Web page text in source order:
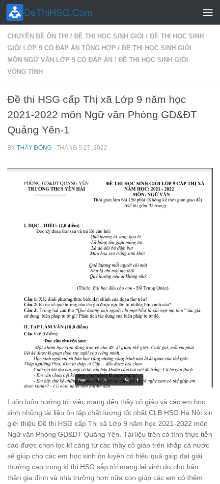
Skip to content
CHUYÊN ĐỀ ÔN THI / ĐỀ THI HỌC SINH GIỎI / ĐỀ THI HỌC SINH
GIỎI LỚP 9 CÓ ĐÁP ÁN TỔNG HỢP / ĐỀ THI HỌC SINH GIỎI
MÔN NGỮ VĂN LỚP 9 CÓ ĐÁP ÁN / ĐỀ THI HỌC SINH GIỎI
VÒNG TỈNH
Đề thi HSG cấp Thị xã Lớp 9 năm học
2021-2022 môn Ngữ văn Phòng GD&ĐT
Quảng Yên-1
BY THẦY ĐÔNG · THÁNG 9 27, 2022
Luôn luôn hướng tới việc mang đến thầy cô giáo và các em học
sinh những tài liệu ôn tập chất lượng tốt nhất CLB HSG Hà Nội xin
giới thiệu Đề thi HSG cấp Thị xã Lớp 9 năm học 2021-2022 môn
Ngữ văn Phòng GD&ĐT Quảng Yên. Tài liệu trên có tính thực tiễn
cao được chọn lọc kĩ càng từ các thầy cô giáo trên khắp cả nước
sẽ giúp cho các em học sinh ôn luyện có hiệu quả giúp đạt giải
thưởng cao trong kì thi HSG sắp tới mang lại vinh dự cho bản
thân gia đình và nhà trường hơn nữa còn giúp các em có thêm